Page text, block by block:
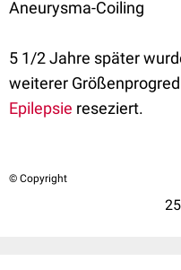
Aneurysma-Coiling
5 1/2 Jahre später
weiterer
Epilepsie reseziert.
© Copyright